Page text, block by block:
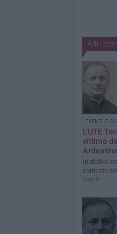
Altri
EVENTI E
L'UTE
vittime
Ardeatine
Iniziativa
contesto
Giusti